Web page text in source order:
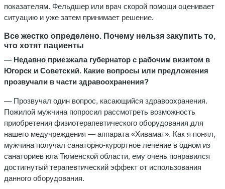
показателям. Фельдшер или врач скорой помощи оценивает
ситуацию и уже затем принимает решение.
Все жестко определено. Почему нельзя закупить то,
что хотят пациенты
— Недавно приезжала губернатор с рабочим визитом в
Югорск и Советский. Какие вопросы или предложения
прозвучали в части здравоохранения?
— Прозвучал один вопрос, касающийся здравоохранения.
Пожилой мужчина попросил рассмотреть возможность
приобретения физиотерапевтического оборудования для
нашего медучреждения — аппарата «Хивамат». Как я понял,
мужчина получал санаторно-курортное лечение в одном из
санаториев юга Тюменской области, ему очень понравился
достигнутый терапевтический эффект от использования
данного оборудования.